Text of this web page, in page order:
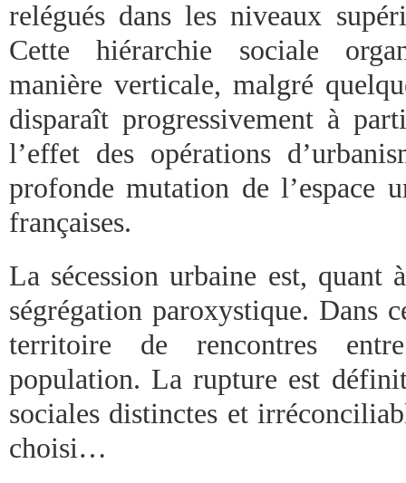
relégués dans les niveaux
Cette hiérarchie sociale
manière verticale, malgré
disparaît progressivement à
l’effet des opérations
profonde mutation de l’espace
françaises.
La sécession urbaine est, quant
ségrégation paroxystique. Dans
territoire de rencontres
population. La rupture est
sociales distinctes et
choisi…